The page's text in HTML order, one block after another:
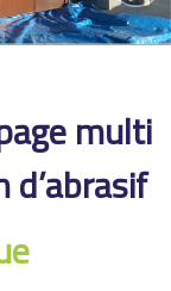
multi
d’abrasif